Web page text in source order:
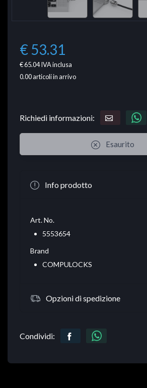
€ 53.31
€ 65.04IVA inclusa
0.00articoli in arrivo
Richiedi informazioni:
Esaurito
Info prodotto
Art. No.
5553654
Brand
COMPULOCKS
Opzioni di spedizione
Condividi: